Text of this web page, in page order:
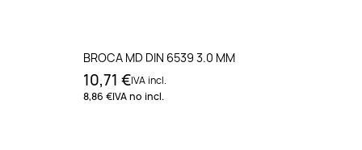
BROCA MD DIN 6539 3.0 MM
10,71 €IVA incl.
8,86 €IVA no incl.